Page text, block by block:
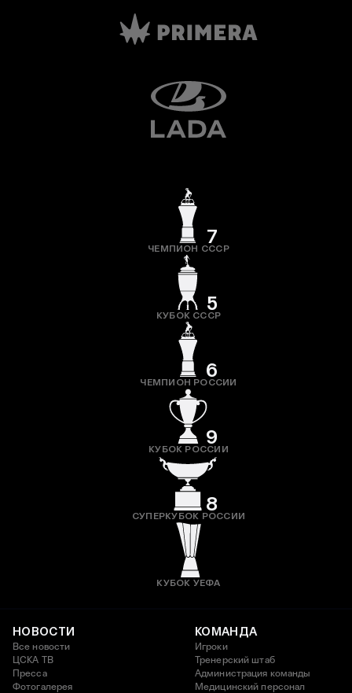
7
ЧЕМПИОН СССР
5
КУБОК СССР
6
ЧЕМПИОН РОССИИ
9
КУБОК РОССИИ
8
СУПЕРКУБОК РОССИИ
КУБОК УЕФА
НОВОСТИ
Все новости
ЦСКА ТВ
Пресса
Фотогалерея
КОМАНДА
Игроки
Тренерский штаб
Администрация команды
Медицинский персонал